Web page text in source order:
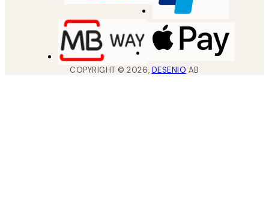
COPYRIGHT ©2026, DESENIO AB